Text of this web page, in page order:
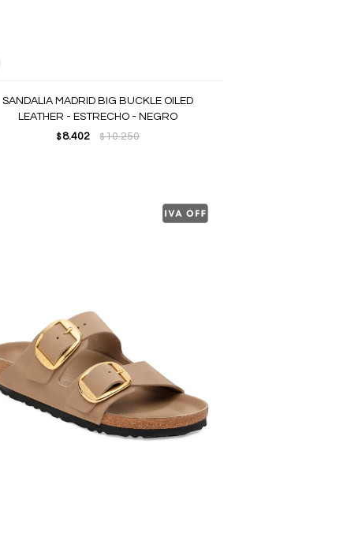
SANDALIA MADRID BIG BUCKLE OILED
LEATHER - ESTRECHO - NEGRO
$ 8.402 $10.250